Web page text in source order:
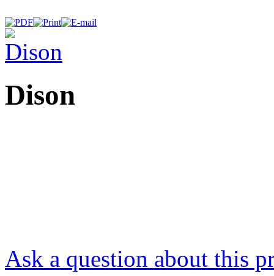
Dison
Ask a question about this